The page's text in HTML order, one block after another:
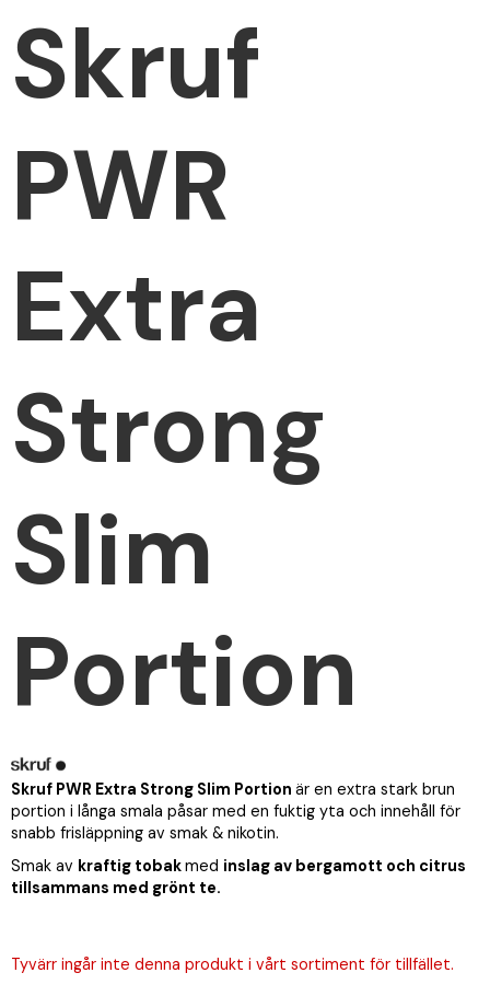
Skruf
PWR
Extra
Strong
Slim
Portion
Skruf PWR Extra Strong Slim Portion är en extra stark brun
portion i långa smala påsar med en fuktig yta och innehåll för
snabb frisläppning av smak & nikotin. ​
Smak av kraftig tobakmed inslag av bergamott och citrus
tillsammans med grönt te.
Tyvärr ingår inte denna produkt i vårt sortiment för tillfället.